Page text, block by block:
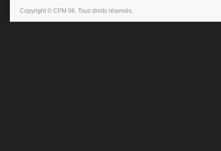
Copyright © CPM 06. Tous droits réservés.